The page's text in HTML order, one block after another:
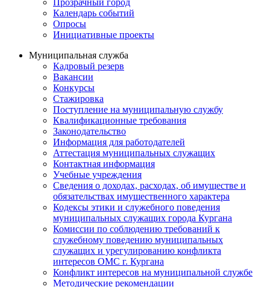
Календарь событий
Опросы
Инициативные проекты
Муниципальная служба
Кадровый резерв
Вакансии
Конкурсы
Стажировка
Поступление на муниципальную службу
Квалификационные требования
Законодательство
Информация для работодателей
Аттестация муниципальных служащих
Контактная информация
Учебные учреждения
Сведения о доходах, расходах, об имуществе и
обязательствах имущественного характера
Кодексы этики и служебного поведения
муниципальных служащих города Кургана
Комиссии по соблюдению требований к
служебному поведению муниципальных
служащих и урегулированию конфликта
интересов ОМС г. Кургана
Конфликт интересов на муниципальной службе
Методические рекомендации